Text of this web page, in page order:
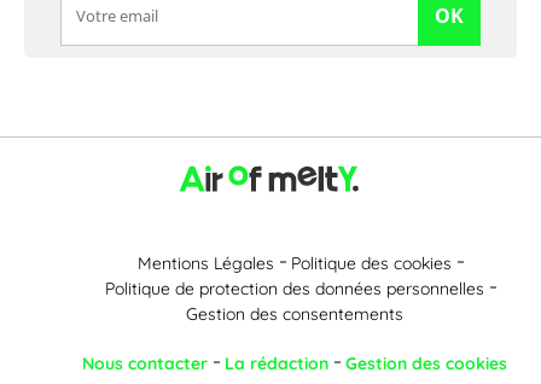
OK
Mentions Légales
Politique des cookies
Politique de protection des données personnelles
Gestion des consentements
Nous contacter La rédaction Gestion des cookies